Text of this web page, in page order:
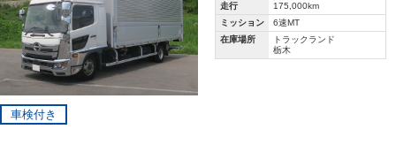
走行
175,000km
ミッション
6速MT
在庫場所
トラックランド
栃木
車検付き